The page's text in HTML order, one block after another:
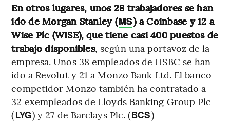
En otros lugares, unos 28 trabajadores se han
ido de Morgan Stanley (MS) a Coinbase y 12 a
Wise Plc (WISE), que tiene casi 400 puestos de
trabajo disponibles, según una portavoz de la
empresa. Unos 38 empleados de HSBC se han
ido a Revolut y 21 a Monzo Bank Ltd. El banco
competidor Monzo también ha contratado a
32 exempleados de Lloyds Banking Group Plc
(LYG) y 27 de Barclays Plc. (BCS)